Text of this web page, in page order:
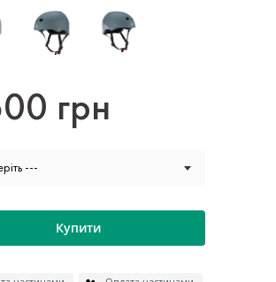
грн
---
Купити